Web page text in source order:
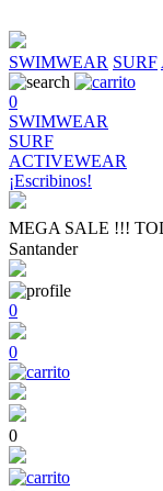
SWIMWEAR SURF
0
SWIMWEAR
SURF
ACTIVEWEAR
¡Escribinos!
MEGA SALE !!!
Santander
0
0
0